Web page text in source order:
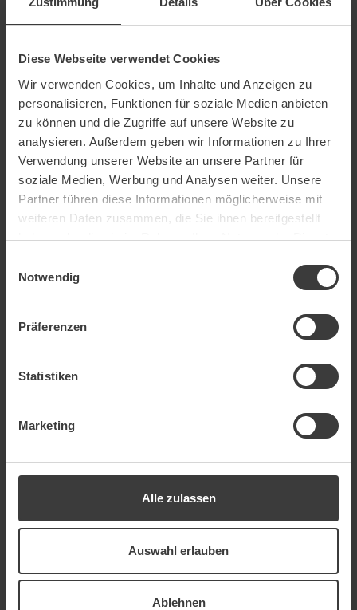
Diese Webseite verwendet Cookies
Wir verwenden Cookies, um Inhalte und Anzeigen zu
personalisieren, Funktionen für soziale Medien anbieten
zu können und die Zugriffe auf unsere Website zu
analysieren. Außerdem geben wir Informationen zu Ihrer
Verwendung unserer Website an unsere Partner für
soziale Medien, Werbung und Analysen weiter. Unsere
Partner führen diese Informationen möglicherweise mit
weiteren Daten zusammen, die Sie ihnen bereitgestellt
haben oder die sie im Rahmen Ihrer Nutzung der Dienste
Notwendig
Präferenzen
Statistiken
Marketing
Alle zulassen
Auswahl erlauben
Ablehnen
Persönliche Daten
Anrede